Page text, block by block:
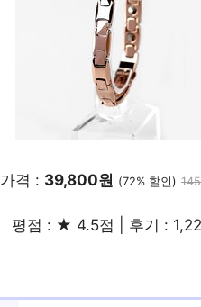
가격 : 39,800원 (72% 할인)
평점 : ★ 4.5점 | 후기 :